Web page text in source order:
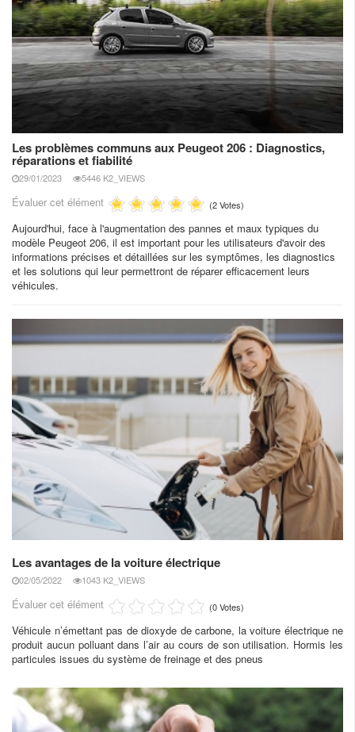
Les problèmes communs aux Peugeot 206 : Diagnostics,
réparations et fiabilité
29/01/2023 5446 K2_VIEWS
Évaluer cet élément (2 Votes)
Aujourd'hui, face à l'augmentation des pannes et maux typiques du
modèle Peugeot 206, il est important pour les utilisateurs d'avoir des
informations précises et détaillées sur les symptômes, les diagnostics
et les solutions qui leur permettront de réparer efficacement leurs
véhicules.
Les avantages de la voiture électrique
02/05/2022 1043 K2_VIEWS
Évaluer cet élément (0 Votes)
Véhicule n’émettant pas de dioxyde de carbone, la voiture électrique ne
produit aucun polluant dans l’air au cours de son utilisation. Hormis les
particules issues du système de freinage et des pneus